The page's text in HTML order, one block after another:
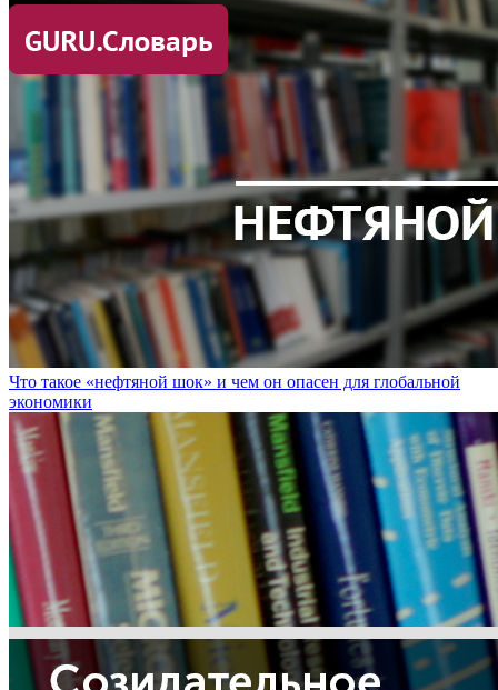
Что такое «нефтяной шок» и чем он опасен для глобальной
экономики